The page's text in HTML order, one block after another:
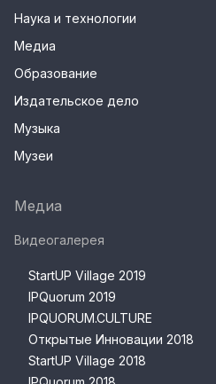
Наука и технологии
Медиа
Образование
Издательское дело
Музыка
Музеи
Медиа
Видеогалерея
StartUP Village 2019
IPQuorum 2019
IPQUORUM.CULTURE
Открытые Инновации 2018
StartUP Village 2018